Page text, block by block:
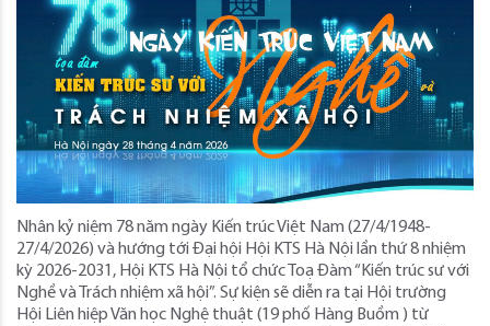
Nhân kỷ niệm 78 năm ngày Kiến trúc Việt Nam (27/4/1948-
27/4/2026) và hướng tới Đại hội Hội KTS Hà Nội lần thứ 8 nhiệm
kỳ 2026-2031, Hội KTS Hà Nội tổ chức Toạ Đàm “Kiến trúc sư với
Nghề và Trách nhiệm xã hội”. Sự kiện sẽ diễn ra tại Hội trường
Hội Liên hiệp Văn học Nghệ thuật (19 phố Hàng Buồm ) từ